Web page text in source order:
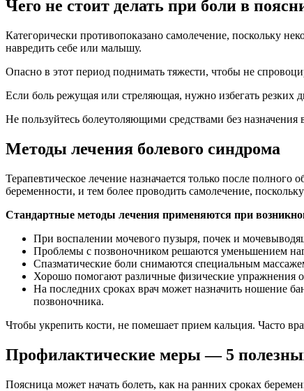
Чего не стоит делать при боли в
Категорически противопоказано самолечение, поскольку
навредить себе или малышу.
Опасно в этот период поднимать тяжести, чтобы не
Если боль режущая или стреляющая, нужно избегать резких
Не пользуйтесь болеутоляющими средствами без назначения
Методы лечения болевого синдрома
Терапевтическое лечение назначается только после
беременности, и тем более проводить самолечение,
Стандартные методы лечения применяются при
При воспалении мочевого пузыря, почек и
Проблемы с позвоночником решаются уменьшением
Спазматические боли снимаются специальным
Хорошо помогают различные физические
На последних сроках врач может назначить ношение
позвоночника.
Чтобы укрепить кости, не помешает прием кальция. Часто
Профилактические меры — 5
Поясница может начать болеть, как на ранних сроках